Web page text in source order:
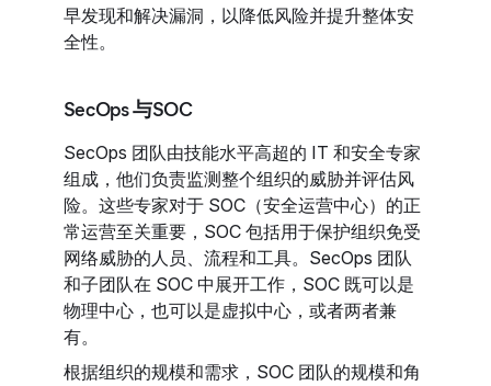
早发现和解决漏洞，以降低风险并提升整体安
全性。
SecOps 与SOC
SecOps 团队由技能水平高超的 IT 和安全专家
组成，他们负责监测整个组织的威胁并评估风
险。这些专家对于 SOC（安全运营中心）的正
常运营至关重要，SOC 包括用于保护组织免受
网络威胁的人员、流程和工具。SecOps 团队
和子团队在 SOC 中展开工作，SOC 既可以是
物理中心，也可以是虚拟中心，或者两者兼
有。
根据组织的规模和需求，SOC 团队的规模和角